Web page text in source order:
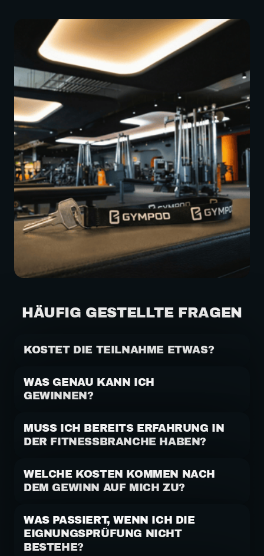
HÄUFIG GESTELLTE FRAGEN
KOSTET DIE TEILNAHME ETWAS?
unverbindlich.
WAS GENAU KANN ICH
GEWINNEN?
inklusive Übernahme zentraler Startkosten.
MUSS ICH BEREITS ERFAHRUNG IN
DER FITNESSBRANCHE HABEN?
Wichtig sind Motivation und Unternehmergeist.
WELCHE KOSTEN KOMMEN NACH
DEM GEWINN AUF MICH ZU?
selbst.
WAS PASSIERT, WENN ICH DIE
EIGNUNGSPRÜFUNG NICHT
BESTEHE?